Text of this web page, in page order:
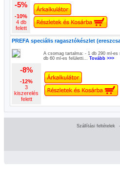
-5%
-10%
4 db
felett
PREFA speciális ragasztókészlet
A csomag tartalma: - 1 db 290 ml-es
db 60 ml-es felületti... Tovább >>>
-8%
-12%
3
kiszerelés
felett
Szállítási feltételek -